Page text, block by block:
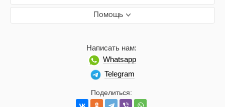
Помощь
Поделиться:
Написать нам:
Whatsapp
Telegram